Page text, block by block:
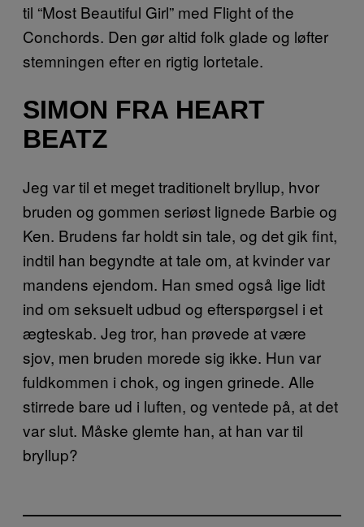
til “Most Beautiful Girl” med Flight of the
Conchords. Den gør altid folk glade og løfter
stemningen efter en rigtig lortetale.
SIMON FRA HEART
BEATZ
Jeg var til et meget traditionelt bryllup, hvor
bruden og gommen seriøst lignede Barbie og
Ken. Brudens far holdt sin tale, og det gik fint,
indtil han begyndte at tale om, at kvinder var
mandens ejendom. Han smed også lige lidt
ind om seksuelt udbud og efterspørgsel i et
ægteskab. Jeg tror, han prøvede at være
sjov, men bruden morede sig ikke. Hun var
fuldkommen i chok, og ingen grinede. Alle
stirrede bare ud i luften, og ventede på, at det
var slut. Måske glemte han, at han var til
bryllup?